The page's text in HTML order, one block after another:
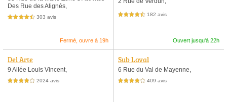
Des Rue des Alignés,
4,5 étoiles sur 5 303 avis
Fermé, ouvre à 19h
4,5 étoiles sur 5 182 avis
Ouvert jusqu'à 22h
Del Arte
9 Allée Louis Vincent,
4,0 étoiles sur 5 2024 avis
Sub Laval
6 Rue du Val de Mayenne,
4,0 étoiles sur 5 409 avis